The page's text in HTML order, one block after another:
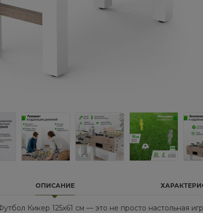
ОПИСАНИЕ
Кикер 125х61 см — это не просто настольная